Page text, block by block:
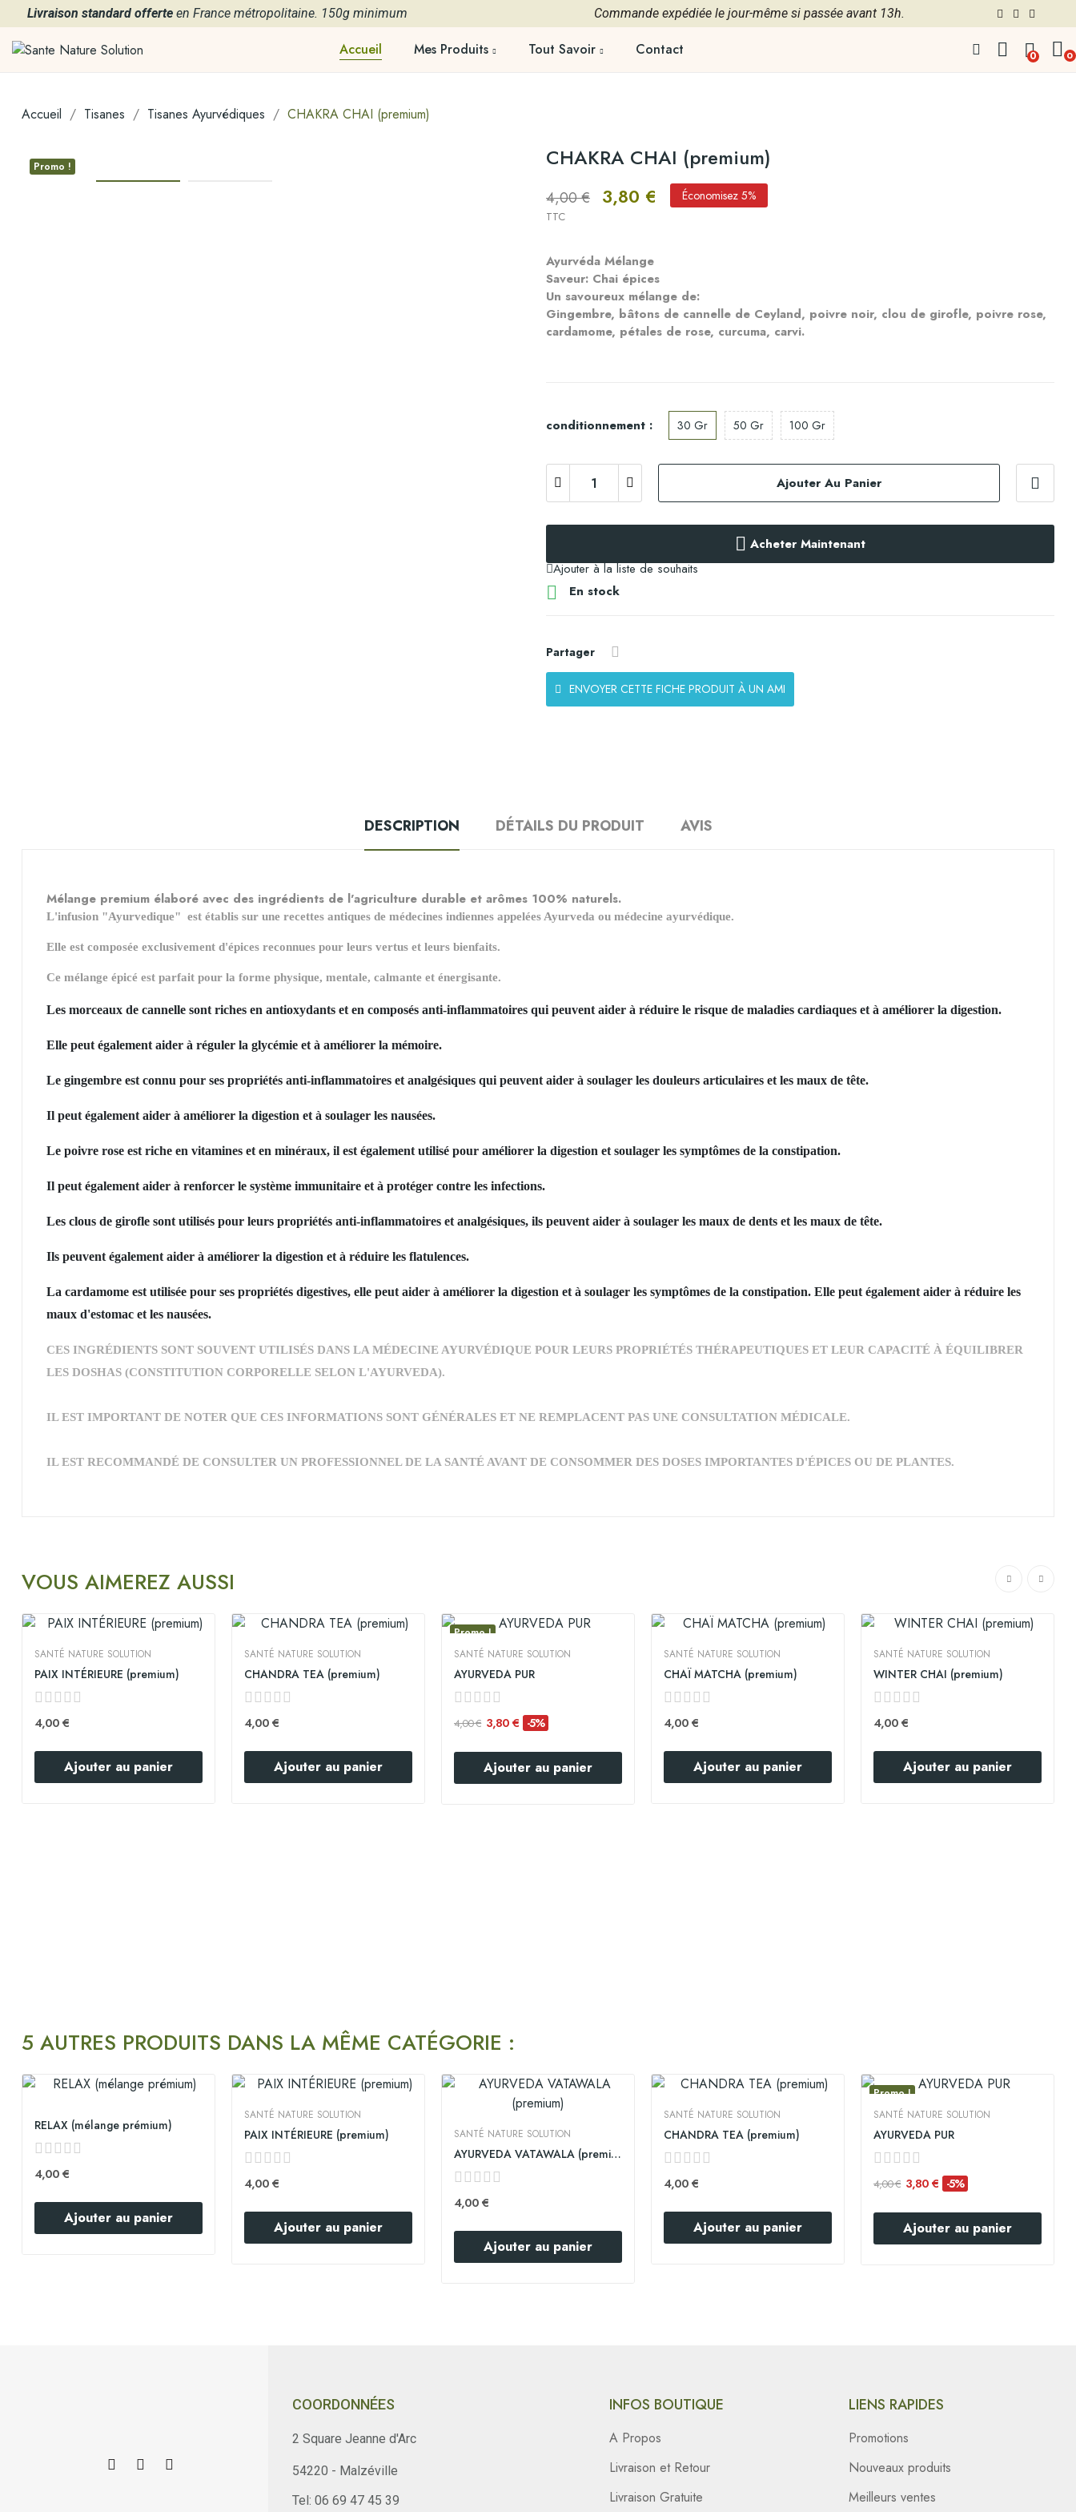
Livraison standard offerteen France métropolitaine. 150g minimum Commande expédiée le jour-même si passée avant 13h.
Accueil Mes Produits Tout Savoir Contact 0 0
Accueil Tisanes Tisanes Ayurvédiques CHAKRA CHAI (premium)
Promo ! CHAKRA CHAI (premium)
4,00 € 3,80 € Économisez 5%
TTC
Ayurvéda Mélange
Saveur: Chai épices
Un savoureux mélange de:
Gingembre, bâtons de cannelle de Ceyland, poivre noir, clou de girofle, poivre rose,
cardamome, pétales de rose, curcuma, carvi.
conditionnement : 30 Gr 50 Gr 100 Gr
Ajouter Au Panier
Acheter Maintenant
Ajouter à la liste de souhaits
 En stock
Partager
ENVOYER CETTE FICHE PRODUIT À UN AMI
DESCRIPTION DÉTAILS DU PRODUIT AVIS
Mélange premium élaboré avec des ingrédients de l'agriculture durable et arômes 100% naturels.
L'infusion "Ayurvedique" est établis sur une recettes antiques de médecines indiennes appelées Ayurveda ou médecine ayurvédique.
Elle est composée exclusivement d'épices reconnues pour leurs vertus et leurs bienfaits.
Ce mélange épicé est parfait pour la forme physique, mentale, calmante et énergisante.
Les morceaux de cannelle sont riches en antioxydants et en composés anti-inflammatoires qui peuvent aider à réduire le risque de maladies cardiaques et à améliorer la digestion.
Elle peut également aider à réguler la glycémie et à améliorer la mémoire.
Le gingembre est connu pour ses propriétés anti-inflammatoires et analgésiques qui peuvent aider à soulager les douleurs articulaires et les maux de tête.
Il peut également aider à améliorer la digestion et à soulager les nausées.
Le poivre rose est riche en vitamines et en minéraux, il est également utilisé pour améliorer la digestion et soulager les symptômes de la constipation.
Il peut également aider à renforcer le système immunitaire et à protéger contre les infections.
Les clous de girofle sont utilisés pour leurs propriétés anti-inflammatoires et analgésiques, ils peuvent aider à soulager les maux de dents et les maux de tête.
Ils peuvent également aider à améliorer la digestion et à réduire les flatulences.
La cardamome est utilisée pour ses propriétés digestives, elle peut aider à améliorer la digestion et à soulager les symptômes de la constipation. Elle peut également aider à réduire les
maux d'estomac et les nausées.
CES INGRÉDIENTS SONT SOUVENT UTILISÉS DANS LA MÉDECINE AYURVÉDIQUE POUR LEURS PROPRIÉTÉS THÉRAPEUTIQUES ET LEUR CAPACITÉ À ÉQUILIBRER
LES DOSHAS (CONSTITUTION CORPORELLE SELON L'AYURVEDA).
IL EST IMPORTANT DE NOTER QUE CES INFORMATIONS SONT GÉNÉRALES ET NE REMPLACENT PAS UNE CONSULTATION MÉDICALE.
IL EST RECOMMANDÉ DE CONSULTER UN PROFESSIONNEL DE LA SANTÉ AVANT DE CONSOMMER DES DOSES IMPORTANTES D'ÉPICES OU DE PLANTES.
VOUS AIMEREZ AUSSI
SANTÉ NATURE SOLUTION
PAIX INTÉRIEURE (premium)
4,00 €
Ajouter au panier
SANTÉ NATURE SOLUTION
CHANDRA TEA (premium)
4,00 €
Ajouter au panier
Promo !
SANTÉ NATURE SOLUTION
AYURVEDA PUR
4,00 € 3,80 € -5%
Ajouter au panier
SANTÉ NATURE SOLUTION
CHAÏ MATCHA (premium)
4,00 €
Ajouter au panier
SANTÉ NATURE SOLUTION
WINTER CHAI (premium)
4,00 €
Ajouter au panier
5 AUTRES PRODUITS DANS LA MÊME CATÉGORIE :
RELAX (mélange prémium)
4,00 €
Ajouter au panier
SANTÉ NATURE SOLUTION
PAIX INTÉRIEURE (premium)
4,00 €
Ajouter au panier
SANTÉ NATURE SOLUTION
AYURVEDA VATAWALA (premium)
4,00 €
Ajouter au panier
SANTÉ NATURE SOLUTION
CHANDRA TEA (premium)
4,00 €
Ajouter au panier
Promo !
SANTÉ NATURE SOLUTION
AYURVEDA PUR
4,00 € 3,80 € -5%
Ajouter au panier
COORDONNÉES
2 Square Jeanne d'Arc
54220 - Malzéville
Tel: 06 69 47 45 39
INFOS BOUTIQUE
A Propos
Livraison et Retour
Livraison Gratuite
LIENS RAPIDES
Promotions
Nouveaux produits
Meilleurs ventes